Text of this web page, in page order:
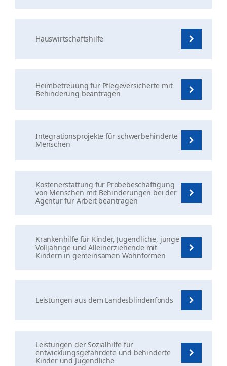
Hauswirtschaftshilfe
Heimbetreuung für Pflegeversicherte mit
Behinderung beantragen
Integrationsprojekte für schwerbehinderte
Menschen
Kostenerstattung für Probebeschäftigung
von Menschen mit Behinderungen bei der
Agentur für Arbeit beantragen
Krankenhilfe für Kinder, Jugendliche, junge
Volljährige und Alleinerziehende mit
Kindern in gemeinsamen Wohnformen
Leistungen aus dem Landesblindenfonds
Leistungen der Sozialhilfe für
entwicklungsgefährdete und behinderte
Kinder und Jugendliche